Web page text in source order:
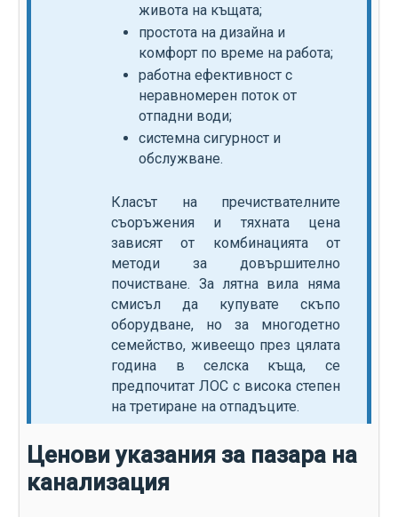
живота на къщата;
простота на дизайна и
комфорт по време на работа;
работна ефективност с
неравномерен поток от
отпадни води;
системна сигурност и
обслужване.
Класът на пречиствателните
съоръжения и тяхната цена
зависят от комбинацията от
методи за довършително
почистване. За лятна вила няма
смисъл да купувате скъпо
оборудване, но за многодетно
семейство, живеещо през цялата
година в селска къща, се
предпочитат ЛОС с висока степен
на третиране на отпадъците.
Ценови указания за пазара на
канализация